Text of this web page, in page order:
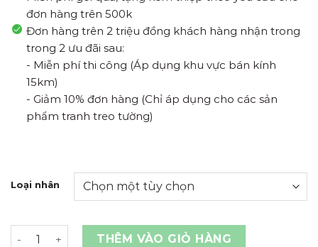
đơn hàng trên 500k
Đơn hàng trên 2 triệu đồng khách hàng nhận trong
trong 2 ưu đãi sau:
- Miễn phí thi công (Áp dụng khu vực bán kính
15km)
- Giảm 10% đơn hàng (Chỉ áp dụng cho các sản
phẩm tranh treo tường)
Loại nhân
Tem Nhãn Giấy Decal Dán Tem Dán Bánh Trung Thu
THÊM VÀO GIỎ HÀNG